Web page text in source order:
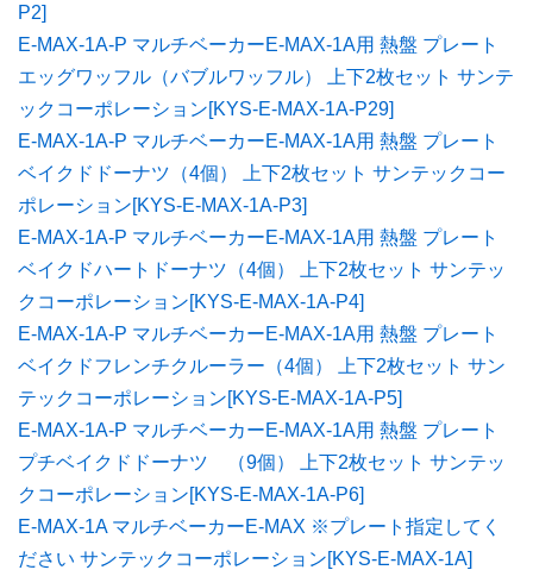
P2]
E-MAX-1A-P マルチベーカーE-MAX-1A用 熱盤 プレート
エッグワッフル（バブルワッフル） 上下2枚セット サンテ
ックコーポレーション[KYS-E-MAX-1A-P29]
E-MAX-1A-P マルチベーカーE-MAX-1A用 熱盤 プレート
ベイクドドーナツ（4個） 上下2枚セット サンテックコー
ポレーション[KYS-E-MAX-1A-P3]
E-MAX-1A-P マルチベーカーE-MAX-1A用 熱盤 プレート
ベイクドハートドーナツ（4個） 上下2枚セット サンテッ
クコーポレーション[KYS-E-MAX-1A-P4]
E-MAX-1A-P マルチベーカーE-MAX-1A用 熱盤 プレート
ベイクドフレンチクルーラー（4個） 上下2枚セット サン
テックコーポレーション[KYS-E-MAX-1A-P5]
E-MAX-1A-P マルチベーカーE-MAX-1A用 熱盤 プレート
プチベイクドドーナツ （9個） 上下2枚セット サンテッ
クコーポレーション[KYS-E-MAX-1A-P6]
E-MAX-1A マルチベーカーE-MAX ※プレート指定してく
ださい サンテックコーポレーション[KYS-E-MAX-1A]